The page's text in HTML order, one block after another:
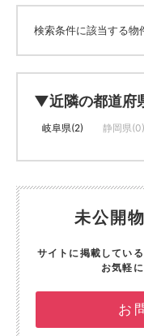
検索条件に該当する物
▼近隣の都道府
岐阜県(2) 静岡県(0)
未公開
サイトに掲載してい
お気軽
お